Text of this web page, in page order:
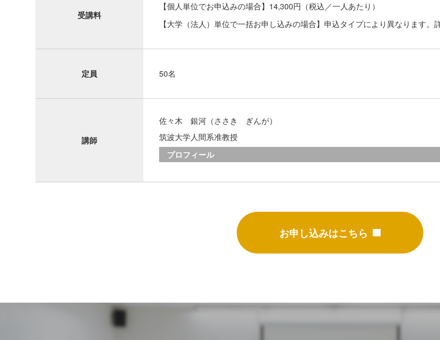
受講料
【個人単位でお申込みの場合】14,300円（税込／一人あたり）
【大学（法人）単位で一括お申し込みの場合】申込タイプにより異なります。
定員 50名
講師
佐々木 銀河（ささき ぎんが）
筑波大学人間系准教授
プロフィール
お申し込みはこちら